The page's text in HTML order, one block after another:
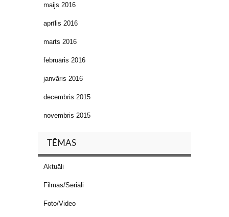
maijs 2016
aprīlis 2016
marts 2016
februāris 2016
janvāris 2016
decembris 2015
novembris 2015
TĒMAS
Aktuāli
Filmas/Seriāli
Foto/Video